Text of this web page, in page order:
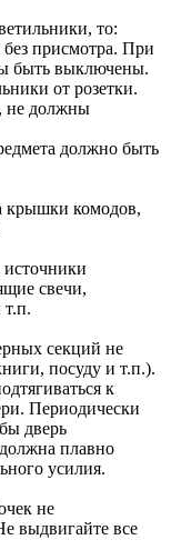
то:
присмотра. При
быть выключены.
от розетки.
не должны
должно быть
крышки комодов,
источники
свечи,
секций не
посуду и т.п.).
к
Периодически
дверь
плавно
усилия.
не
выдвигайте все